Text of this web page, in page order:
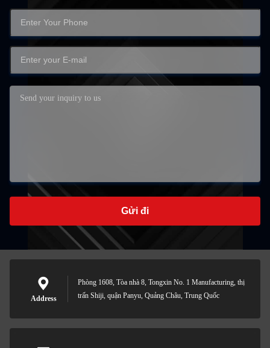
Gửi đi
Address
Phòng 1608, Tòa nhà 8, Tongxin No. 1 Manufacturing, thị
trấn Shiji, quận Panyu, Quảng Châu, Trung Quốc